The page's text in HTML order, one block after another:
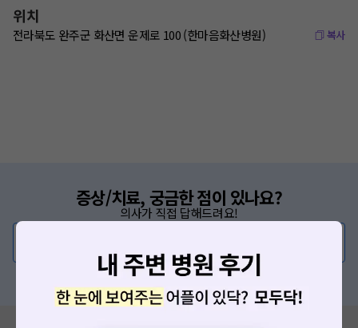
위치
전라북도 완주군 화산면 운제로 100 (한마음화산병원) 복사
증상/치료, 궁금한 점이 있나요?
의사가 직접 답해드려요!
혹은, 의료상담 서비스에 다양한 게시글 보러가기